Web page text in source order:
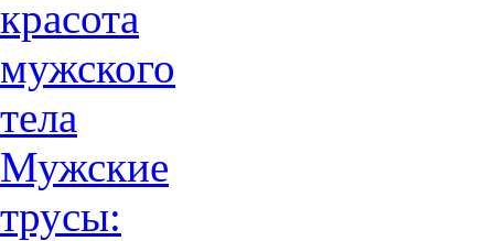
красота
мужского
тела
Мужские
трусы: